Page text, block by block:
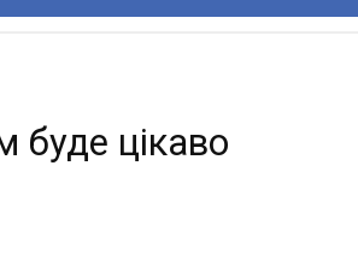
буде цікаво